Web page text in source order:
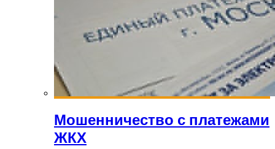
Мошенничество с платежами
ЖКХ